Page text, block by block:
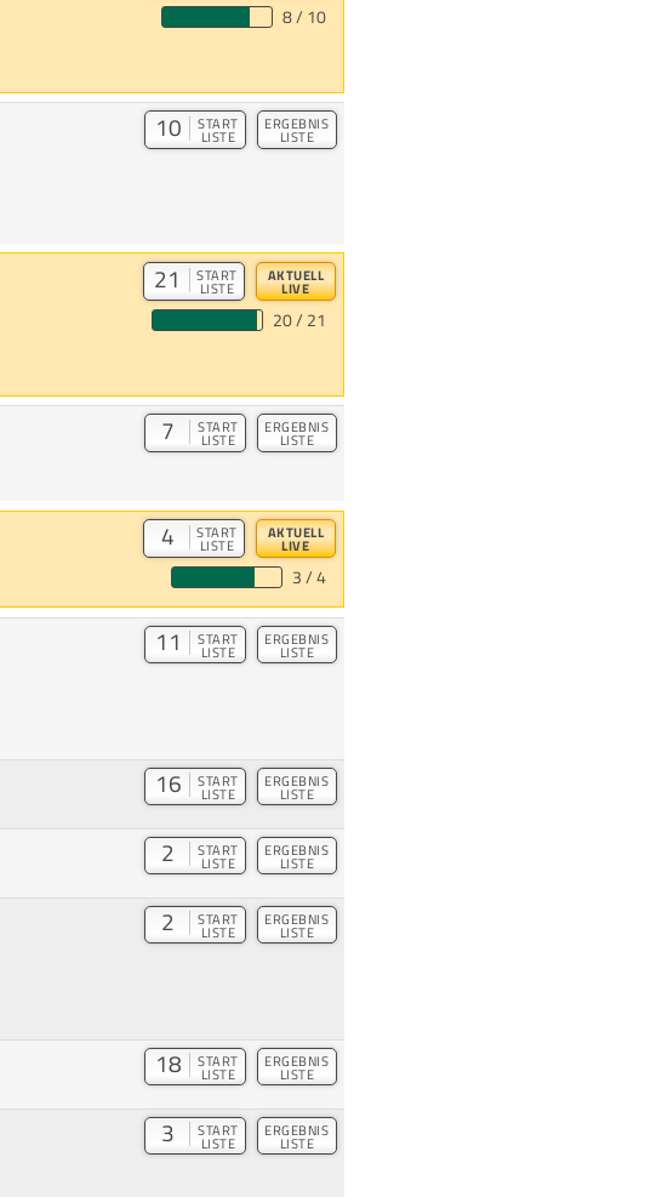
8 / 10
10 START
LISTE
ERGEBNIS
LISTE
21 START
LISTE
AKTUELL
LIVE
20 / 21
7 START
LISTE
ERGEBNIS
LISTE
4 START
LISTE
AKTUELL
LIVE
3 / 4
11 START
LISTE
ERGEBNIS
LISTE
16 START
LISTE
ERGEBNIS
LISTE
2 START
LISTE
ERGEBNIS
LISTE
2 START
LISTE
ERGEBNIS
LISTE
18 START
LISTE
ERGEBNIS
LISTE
3 START
LISTE
ERGEBNIS
LISTE